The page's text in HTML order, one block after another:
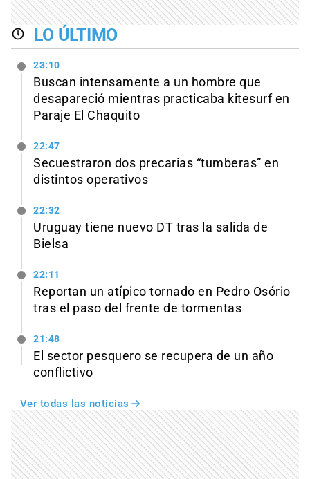
LO ÚLTIMO
23:10
Buscan intensamente a un hombre que
desapareció mientras practicaba kitesurf en
Paraje El Chaquito
22:47
Secuestraron dos precarias “tumberas” en
distintos operativos
22:32
Uruguay tiene nuevo DT tras la salida de
Bielsa
22:11
Reportan un atípico tornado en Pedro Osório
tras el paso del frente de tormentas
21:48
El sector pesquero se recupera de un año
conflictivo
Ver todas las noticias